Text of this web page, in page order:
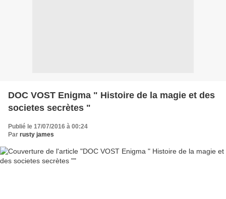
DOC VOST Enigma " Histoire de la magie et des
societes secrètes "
Publié le 17/07/2016 à 00:24
Par rusty james